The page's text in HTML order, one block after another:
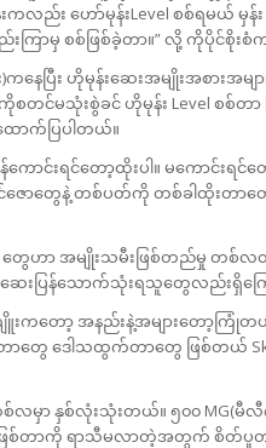
ည်း ဟော်မုန်းLevel စစ်ရမယ် မှ
ာမှ စစ်ဖြစ်ခဲ့တာ။” လို့ ကိုပိုင်စိုးစံက
ြီး ဟိုမုန်းဆေးအမျိုးအစားအများ
စတင်မသုံးစွဲခင် ဟိုမုန်း Level
ာက်ပြပါတယ်။
းရင်တော့ထိုးပါ။ မကောင်းရင်တော့
ျင်ဇောတွေနဲ့ တစ်ပတ်ကို တစ်ခါထိုး
တွေဟာ အမျိုးသမီးဖြစ်တည်မှု တစ်
ပြန်သောက်သုံးရသူတွေလည်းရှိကြော
ျိူးကတော့ အနည်းနဲ့အများတော့က
တာတွေ ဒေါသထွက်တာတွေ ဖြစ်တ
မှာ နှစ်လုံးသုံးတယ်။ ၅၀၀ MG(
ြစ်တာကို ရာသီမလာတဲ့အတွက် စိတ်ပူတ